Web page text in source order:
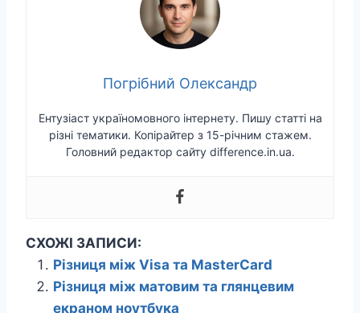
Погрібний Олександр
Ентузіаст україномовного інтернету. Пишу статті на
різні тематики. Копірайтер з 15-річним стажем.
Головний редактор сайту difference.in.ua.
СХОЖІ ЗАПИСИ:
Різниця між Visa та MasterCard
Різниця між матовим та глянцевим
екраном ноутбука